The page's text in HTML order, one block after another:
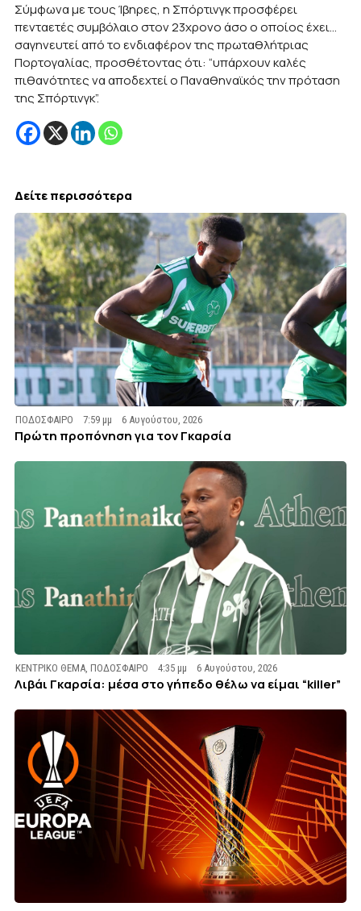
Σύμφωνα με τους Ίβηρες, η Σπόρτινγκ προσφέρει
πενταετές συμβόλαιο στον 23χρονο άσο ο οποίος έχει…
σαγηνευτεί από το ενδιαφέρον της πρωταθλήτριας
Πορτογαλίας, προσθέτοντας ότι: “υπάρχουν καλές
πιθανότητες να αποδεχτεί ο Παναθηναϊκός την πρόταση
της Σπόρτινγκ”.
Δείτε περισσότερα
ΠΟΔΟΣΦΑΙΡΟ 7:59 μμ 6 Αυγούστου, 2026
Πρώτη προπόνηση για τον Γκαρσία
ΚΕΝΤΡΙΚΟ ΘΕΜΑ ,ΠΟΔΟΣΦΑΙΡΟ 4:35 μμ 6 Αυγούστου, 2026
Λιβάι Γκαρσία: μέσα στο γήπεδο θέλω να είμαι “killer”